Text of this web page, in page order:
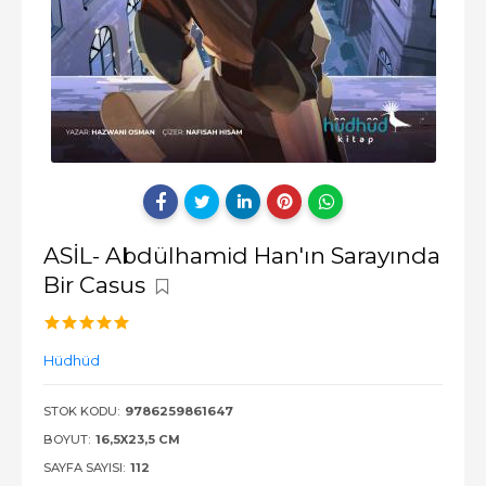
ASİL- Abdülhamid Han'ın Sarayında
Bir Casus
Hüdhüd
STOK KODU: 9786259861647
BOYUT: 16,5X23,5 CM
SAYFA SAYISI: 112